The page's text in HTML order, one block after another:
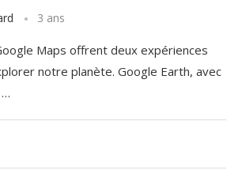
3 ans
Maps offrent deux expériences
notre planète. Google Earth, avec
…